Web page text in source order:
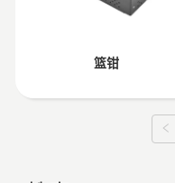
篮钳